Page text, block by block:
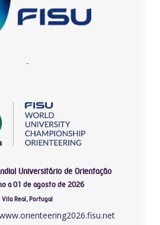
-
Universitário de Orientação
a 01 de agosto de 2026
Vila Real, Portugal